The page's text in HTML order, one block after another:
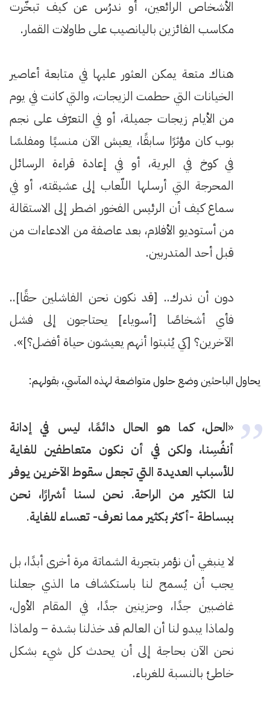
الأشخاص الرائعين، أو ندرُس عن كيف تبخّرت
مكاسب الفائزين باليانصيب على طاولات القمار.
هناك متعة يمكن العثور عليها في متابعة أعاصير
الخيانات التي حطمت الزيجات، والتي كانت في يوم
من الأيام زيجات جميلة، أو في التعرّف على نجم
بوب كان مؤثرًا سابقًا، يعيش الآن منسيًا ومفلسًا
في كوخ في البرية، أو في إعادة قراءة الرسائل
المحرجة التي أرسلها اللّعاب إلى عشيقته، أو في
سماع كيف أن الرئيس الفخور اضطر إلى الاستقالة
من أستوديو الأفلام، بعد عاصفة من الادعاءات من
قبل أحد المتدربين.
دون أن ندرك.. [قد نكون نحن الفاشلين حقًا]..
فأي أشخاصًا [أسوياء] يحتاجون إلى فشل
الآخرين؟ [كي يُثبتوا أنهم يعيشون حياة أفضل؟]».
يحاول الباحثين وضع حلول متواضعة لهذه المآسي، بقولهم:
«الحل، كما هو الحال دائمًا، ليس في إدانة
أنفُسِنا، ولكن في أن نكون متعاطفين للغاية
للأسباب العديدة التي تجعل سقوط الآخرين يوفر
لنا الكثير من الراحة. نحن لسنا أشرارًا، نحن
ببساطة -أكثر بكثير مما نعرف- تعساء للغاية.
لا ينبغي أن نؤمر بتجربة الشماتة مرة أخرى أبدًا، بل
يجب أن يُسمح لنا باستكشاف ما الذي جعلنا
غاضبين جدًا، وحزينين جدًا، في المقام الأول،
ولماذا يبدو لنا أن العالم قد خذلنا بشدة – ولماذا
نحن الآن بحاجة إلى أن يحدث كل شيء بشكل
خاطئ بالنسبة للغرباء.